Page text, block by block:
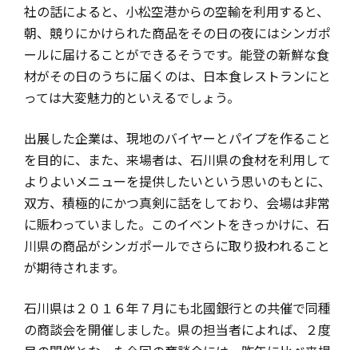
社の話によると、小松空港からの空輸を利用すると、
朝、競りにかけられた商品をその日の夜にはシンガポ
ールに届けることができるそうです。能登の新鮮な食
材がその日のうちに届くのは、日本食レストランにと
っては大変魅力的といえるでしょう。
出展した企業は、現地のバイヤーとパイプを作ること
を目的に、また、来場者は、石川県の食材を利用して
よりよいメニューを提供したいという思いのもとに、
双方、積極的にかつ真剣に話をしており、会場は非常
に賑わっていました。このイベントをきっかけに、石
川県の商品がシンガポールでさらに取り扱われること
が期待されます。
石川県は２０１６年７月にも北國銀行との共催で同種
の商談会を開催しました。県の担当者によれば、２度